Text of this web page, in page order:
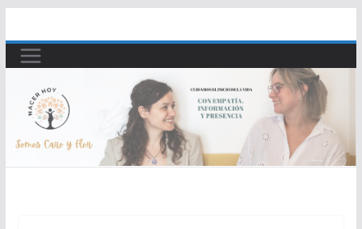
al
contenido